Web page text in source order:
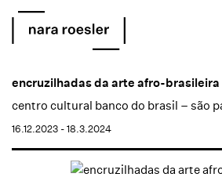
encruzilhadas da arte afro-brasileira
centro cultural banco do brasil – são
16.12.2023 - 18.3.2024